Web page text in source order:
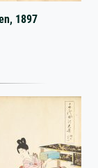
1897